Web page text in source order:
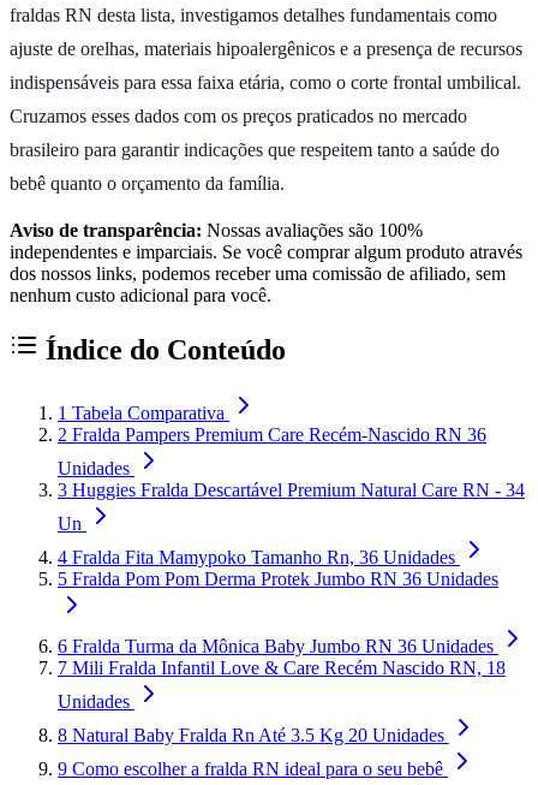
fraldas RN desta lista, investigamos detalhes fundamentais como
ajuste de orelhas, materiais hipoalergênicos e a presença de recursos
indispensáveis para essa faixa etária, como o corte frontal umbilical.
Cruzamos esses dados com os preços praticados no mercado
brasileiro para garantir indicações que respeitem tanto a saúde do
bebê quanto o orçamento da família.
Aviso de transparência: Nossas avaliações são 100%
independentes e imparciais. Se você comprar algum produto através
dos nossos links, podemos receber uma comissão de afiliado, sem
nenhum custo adicional para você.
Índice do Conteúdo
1 Tabela Comparativa
2 Fralda Pampers Premium Care Recém-Nascido RN 36
Unidades
3 Huggies Fralda Descartável Premium Natural Care RN - 34
Un
4 Fralda Fita Mamypoko Tamanho Rn, 36 Unidades
5 Fralda Pom Pom Derma Protek Jumbo RN 36 Unidades
6 Fralda Turma da Mônica Baby Jumbo RN 36 Unidades
7 Mili Fralda Infantil Love & Care Recém Nascido RN, 18
Unidades
8 Natural Baby Fralda Rn Até 3.5 Kg 20 Unidades
9 Como escolher a fralda RN ideal para o seu bebê